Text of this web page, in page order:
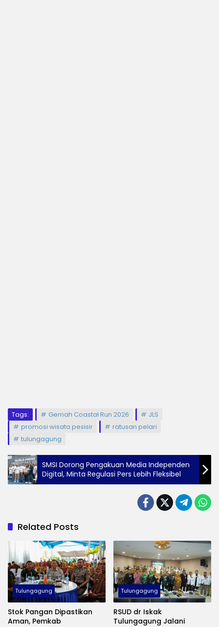
Tags: Gemah Coastal Run 2026
JLS
promosi wisata pesisir
ratusan pelari
tulungagung
SMSI Dorong Pengakuan Media Independen
Digital, Minta Regulasi Pers Lebih Fleksibel
Related Posts
Tulungagung
Stok Pangan Dipastikan
Aman, Pemkab
Tulungagung
RSUD dr Iskak
Tulungagung Jalani